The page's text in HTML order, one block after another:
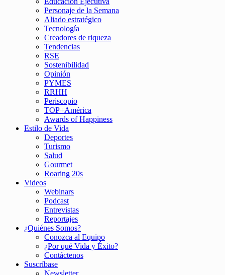
Personaje de la Semana
Aliado estratégico
Tecnología
Creadores de riqueza
Tendencias
RSE
Sostenibilidad
Opinión
PYMES
RRHH
Periscopio
TOP+América
Awards of Happiness
Estilo de Vida
Deportes
Turismo
Salud
Gourmet
Roaring 20s
Videos
Webinars
Podcast
Entrevistas
Reportajes
¿Quiénes Somos?
Conozca al Equipo
¿Por qué Vida y Éxito?
Contáctenos
Suscríbase
Newsletter